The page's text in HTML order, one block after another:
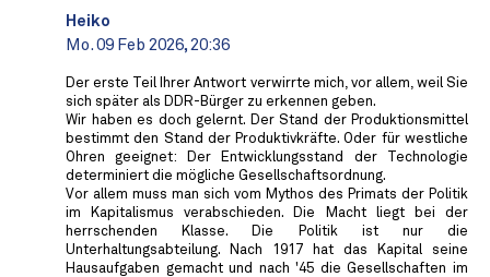
Heiko
Mo. 09 Feb 2026, 20:36
Der erste Teil Ihrer Antwort verwirrte mich, vor allem, weil Sie
sich später als DDR-Bürger zu erkennen geben.
Wir haben es doch gelernt. Der Stand der Produktionsmittel
bestimmt den Stand der Produktivkräfte. Oder für westliche
Ohren geeignet: Der Entwicklungsstand der Technologie
determiniert die mögliche Gesellschaftsordnung.
Vor allem muss man sich vom Mythos des Primats der Politik
im Kapitalismus verabschieden. Die Macht liegt bei der
herrschenden Klasse. Die Politik ist nur die
Unterhaltungsabteilung. Nach 1917 hat das Kapital seine
Hausaufgaben gemacht und nach '45 die Gesellschaften im